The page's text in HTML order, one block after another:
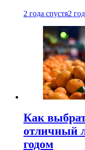
2 года спустя2
Как
отличный
годом